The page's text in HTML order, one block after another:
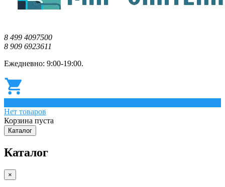
8 499 4097500
8 909 6923611
Ежедневно: 9:00-19:00.
Нет товаров
Корзина пуста
Каталог
Каталог
×